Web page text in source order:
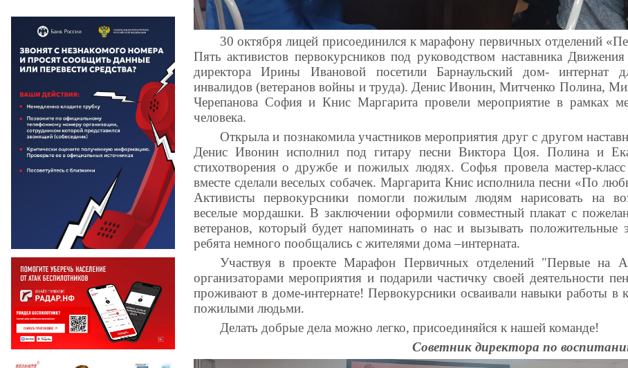
30 октября лицей присоединился к марафону первичных отделений
Пять активистов первокурсников под руководством наставника
директора Ирины Ивановой посетили Барнаульский дом- интернат
инвалидов (ветеранов войны и труда). Денис Ивонин, Митченко Полина,
Черепанова София и Книс Маргарита провели мероприятие в рамках
человека.
Открыла и познакомила участников мероприятия друг с другом
Денис Ивонин исполнил под гитару песни Виктора Цоя. Полина и
стихотворения о дружбе и пожилых людях. Софья провела мастер-
вместе сделали веселых собачек. Маргарита Книс исполнила песни «По
Активисты первокурсники помогли пожилым людям нарисовать на
веселые мордашки. В заключении оформили совместный плакат с
ветеранов, который будет напоминать о нас и вызывать
ребята немного пообщались с жителями дома –интерната.
Участвуя в проекте Марафон Первичных отделений "Первые на
организаторами мероприятия и подарили частичку своей деятельности
проживают в доме-интернате! Первокурсники осваивали навыки работы в
пожилыми людьми.
Делать добрые дела можно легко, присоединяйся к нашей команде!
Советник директора по